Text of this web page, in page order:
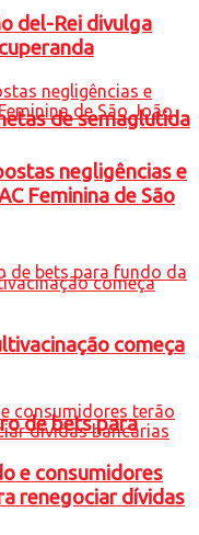
de semaglutida
de bets para
del-Rei divulga
negligências e
Feminina de São
começa
e consumidores
renegociar dívidas